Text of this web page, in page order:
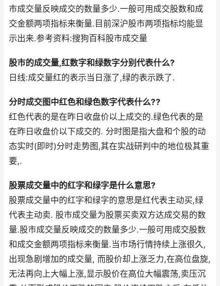
市成交量反映成交的数量多少.一般可用成交股数和成
交金额两项指标来衡量.目前深沪股市两项指标均能显
示出来.参考资料:搜狗百科股市成交量
股市的成交量,红数字和绿数字分别代表什么?
日线:成交量红的表示当日涨了,绿的表示跌了.
分时成交图中红色和绿色数字代表什么??
红色代表的是在昨日收盘价以上成交的.绿色代表的是
在昨日收盘价以下成交的. 分时图是指大盘和个股的动
态实时(即时)分时走势图,其在实战研判中的地位极其重
要,.
股票成交量中的红字和绿字是什么意思?
股票成交量中的红字和绿字的意思是红代表主动买,绿
代表主动卖. 股市成交量为股票买卖双方达成交易的数
量.股市成交量反映成交的数量多少.一般可用成交股数
和成交金额两项指标来衡量.当市场行情持续上涨很久,
出现急剧增加的成交量, 而股价却上涨乏力,在高位盘旋,
无法再向上大幅上涨,显示股价在高位大幅震荡,卖压沉